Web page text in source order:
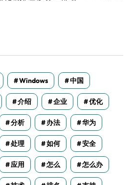
Windows 中国
介绍 企业 优化
分析 办法 华为
处理 如何 安全
应用 怎么 怎么办